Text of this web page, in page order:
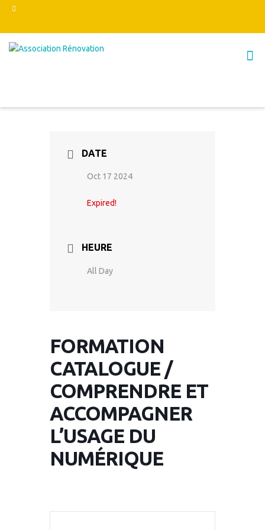
DATE
Oct 17 2024
Expired!
HEURE
All Day
FORMATION
CATALOGUE /
COMPRENDRE ET
ACCOMPAGNER
L’USAGE DU
NUMÉRIQUE